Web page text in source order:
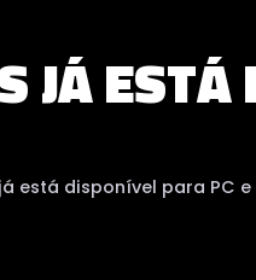
JÁ
está disponível para PC e